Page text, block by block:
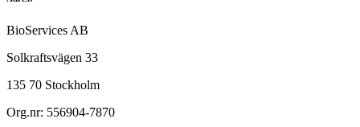
BioServices AB
Solkraftsvägen 33
135 70 Stockholm
Org.nr: 556904-7870